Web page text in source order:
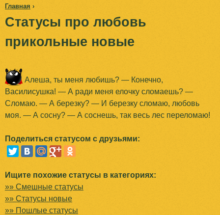
В
ы
д
е
ь
Главная ›
Статусы про любовь
прикольные новые
Алеша, ты меня любишь? — Конечно,
Василисушка! — А ради меня елочку сломаешь? —
Сломаю. — А березку? — И березку сломаю, любовь
моя. — А сосну? — А соснешь, так весь лес переломаю!
Поделиться статусом с друзьями:
Ищите похожие статусы в категориях:
»» Смешные статусы
»» Статусы новые
»» Пошлые статусы